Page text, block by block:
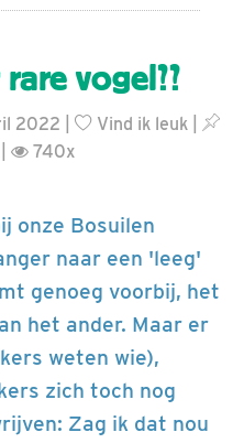
vogel??
2022 | Vind ik leuk
740x
onze Bosuilen
naar een 'leeg'
genoeg voorbij, het
het ander. Maar er
weten wie),
zich toch nog
Zag ik dat nou